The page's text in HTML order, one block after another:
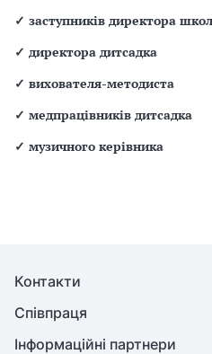
✓ заступників директора
✓ директора дитсадка
✓ вихователя-методиста
✓ медпрацівників дитсадка
✓ музичного керівника
Контакти
Співпраця
Інформаційні партнери